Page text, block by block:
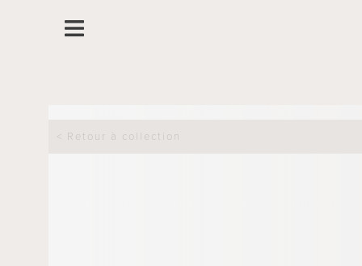
< Retour à collection